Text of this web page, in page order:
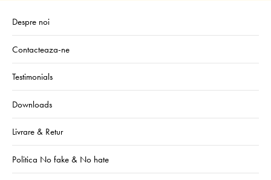
Despre noi
Contacteaza-ne
Testimonials
Downloads
Livrare & Retur
Politica No fake & No hate